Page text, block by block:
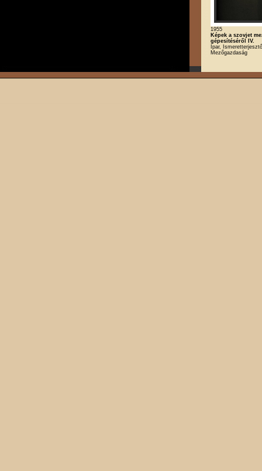
1955
Képek a szovjet
gépesítéséről IV.
Ipar,
Mezőgazdaság